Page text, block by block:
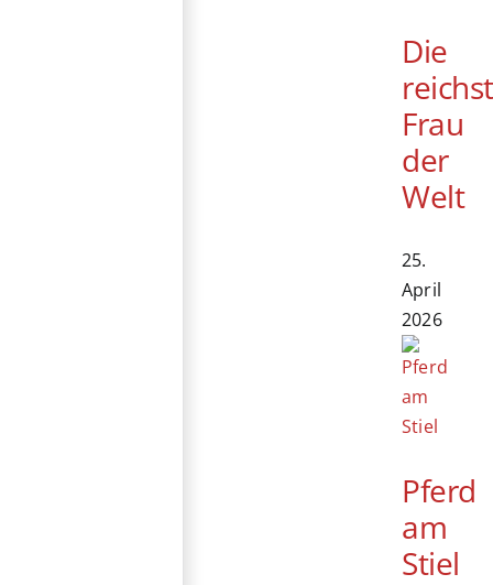
Die
Frau
der
Welt
25.
April
2026
Pferd
am
Stiel